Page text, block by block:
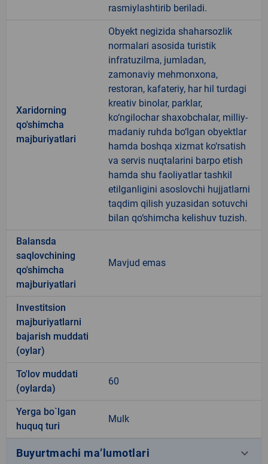
rasmiylashtirib beriladi.
Xaridorning
qo'shimcha
majburiyatlari
Obyekt negizida shaharsozlik
normalari asosida turistik
infratuzilma, jumladan,
zamonaviy mehmonxona,
restoran, kafateriy, har hil turdagi
kreativ binolar, parklar,
ko‘ngilochar shaxobchalar, milliy-
madaniy ruhda bo‘lgan obyektlar
hamda boshqa xizmat ko‘rsatish
va servis nuqtalarini barpo etish
hamda shu faoliyatlar tashkil
etilganligini asoslovchi hujjatlarni
taqdim qilish yuzasidan sotuvchi
bilan qo‘shimcha kelishuv tuzish.
Balansda
saqlovchining
qo'shimcha
majburiyatlari
Mavjud emas
Investitsion
majburiyatlarni
bajarish muddati
(oylar)
To'lov muddati
(oylarda)
60
Yerga bo`lgan
huquq turi
Mulk
Buyurtmachi ma’lumotlari keyboard_arrow_down